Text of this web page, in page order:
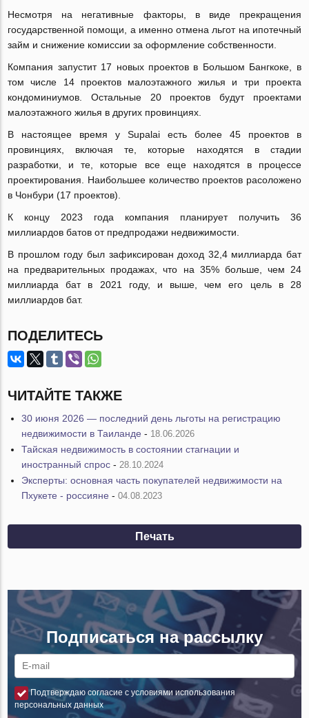
Несмотря на негативные факторы, в виде прекращения
государственной помощи, а именно отмена льгот на ипотечный
займ и снижение комиссии за оформление собственности.
Компания запустит 17 новых проектов в Большом Бангкоке, в
том числе 14 проектов малоэтажного жилья и три проекта
кондоминиумов. Остальные 20 проектов будут проектами
малоэтажного жилья в других провинциях.
В настоящее время у Supalai есть более 45 проектов в
провинциях, включая те, которые находятся в стадии
разработки, и те, которые все еще находятся в процессе
проектирования. Наибольшее количество проектов расоложено
в Чонбури (17 проектов).
К концу 2023 года компания планирует получить 36
миллиардов батов от предпродажи недвижимости.
В прошлом году был зафиксирован доход 32,4 миллиарда бат
на предварительных продажах, что на 35% больше, чем 24
миллиарда бат в 2021 году, и выше, чем его цель в 28
миллиардов бат.
ПОДЕЛИТЕСЬ
ЧИТАЙТЕ ТАКЖЕ
30 июня 2026 — последний день льготы на регистрацию
недвижимости в Таиланде - 18.06.2026
Тайская недвижимость в состоянии стагнации и
иностранный спрос - 28.10.2024
Эксперты: основная часть покупателей недвижимости на
Пхукете - россияне -04.08.2023
Печать
Подписаться на рассылку
Подтверждаю согласие с условиями использования
персональных данных